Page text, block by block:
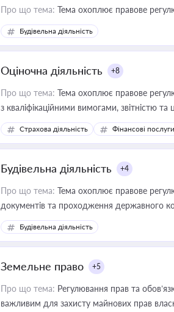
Про що тема: Тема охоплює правове
Будівельна діяльність
Оціночна діяльність +8
Про що тема: Тема охоплює правове
з кваліфікаційними вимогами, звітністю
медійних змін у цій сфері корисне для
приватизації, оренди державного майна,
Страхова діяльність Фінансові послуги
Будівельна діяльність +4
Про що тема: Тема охоплює правове
документів та проходження державного
Будівельна діяльність
Земельне право +5
Про що тема: Регулювання прав та
важливим для захисту майнових прав